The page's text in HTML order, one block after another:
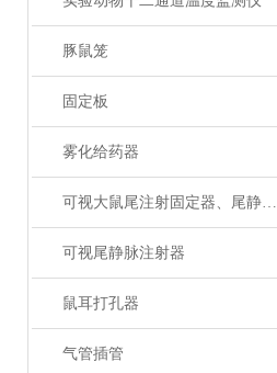
豚鼠笼
固定板
雾化给药器
可视大鼠尾注射固定器、尾静脉注射
可视尾静脉注射器
鼠耳打孔器
气管插管